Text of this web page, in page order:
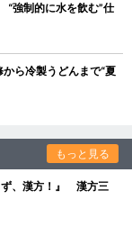
強制的に水を飲む”仕
ら冷製うどんまで“夏
もっと見る
ず、漢方！』 漢方三